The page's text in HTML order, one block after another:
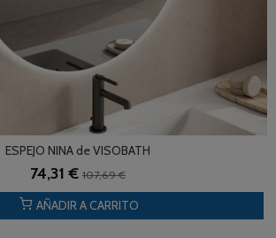
ESPEJO NINA de VISOBATH
74,31 € 107,69 €
AÑADIR A CARRITO